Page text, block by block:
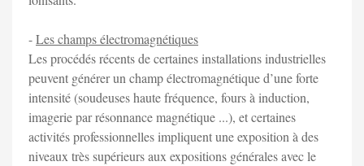
-Les champs électromagnétiques
Les procédés récents de certaines installations industrielles
peuvent générer un champ électromagnétique d’une forte
intensité (soudeuses haute fréquence, fours à induction,
imagerie par résonnance magnétique ...), et certaines
activités professionnelles impliquent une exposition à des
niveaux très supérieurs aux expositions générales avec le